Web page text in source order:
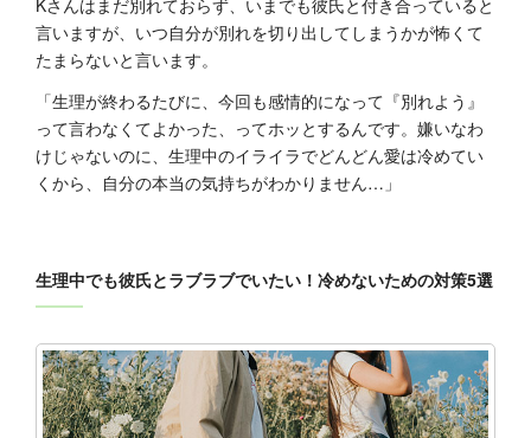
言いますが、いつ自分が別れを切り出してしまうかが怖くて
たまらないと言います。
「生理が終わるたびに、今回も感情的になって『別れよう』
って言わなくてよかった、ってホッとするんです。嫌いなわ
けじゃないのに、生理中のイライラでどんどん愛は冷めてい
くから、自分の本当の気持ちがわかりません…」
生理中でも彼氏とラブラブでいたい！冷めないための対策5選